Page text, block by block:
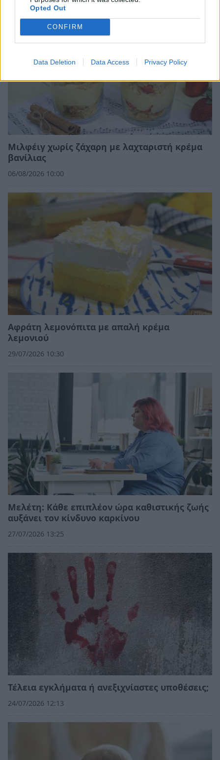
Opted Out
CONFIRM
Data Deletion Data Access Privacy Policy
Μιλφέιγ χωρίς ζάχαρη με λαχταριστή κρέμα
βανίλιας
06/08/2026 10:00
Αφράτη λεμονόπιτα με απαλή κρέμα
λεμονιού
29/07/2026 10:30
Μελέτη: Κάθε επιπλέον ώρα καθιστικής ζωής
αυξάνει τον κίνδυνο καρκίνου
27/07/2026 13:25
Τέλεια εγκλήματα ή ανεξιχνίαστες υποθέσεις;
24/07/2026 12:13